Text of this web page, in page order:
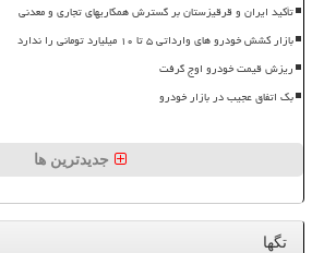
تأکید ایران و قرقیزستان بر گسترش همکاریهای تجاری و معدنی
بازار کشش خودرو های وارداتی ۵ تا ۱۰ میلیارد تومانی را ندارد
ریزش قیمت خودرو اوج گرفت
بک اتفاق عجیب در بازار خودرو
جدیدترین ها
تگها